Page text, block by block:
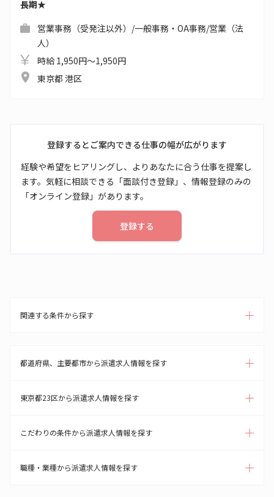
長期★
営業事務（受発注以外）/一般事務・OA事務/営業（法
人）
時給 1,950円～1,950円
東京都 港区
登録するとご案内できる仕事の幅が広がります
経験や希望をヒアリングし、よりあなたに合う仕事を提案し
ます。気軽に相談できる「面談付き登録」、情報登録のみの
「オンライン登録」があります。
登録する
関連する条件から探す
都道府県、主要都市から派遣求人情報を探す
東京都23区から派遣求人情報を探す
こだわりの条件から派遣求人情報を探す
職種・業種から派遣求人情報を探す